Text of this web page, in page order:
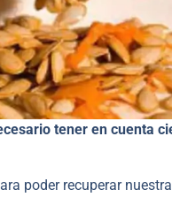
tener en cuenta
poder recuperar